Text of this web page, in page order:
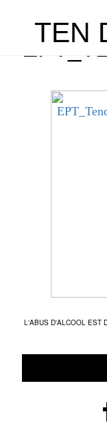
TEN
L'ABUS D'ALCOOL EST